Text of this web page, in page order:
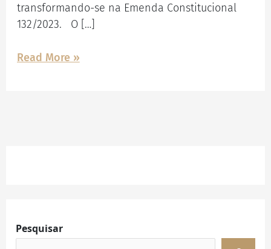
transformando-se na Emenda Constitucional
132/2023. O […]
Read More »
Pesquisar